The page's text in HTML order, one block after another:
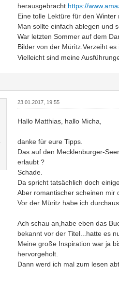
herausgebracht. https://
Eine tolle Lektüre für den Winter
Man sollte einfach ablegen und
War letzten Sommer auf dem
Bilder von der Müritz.Verzeiht es
Vielleicht sind meine
23.01.2017, 19:55
Hallo Matthias, hallo Micha,
danke für eure Tipps.
Das auf den Mecklenburger-
erlaubt ?
Schade.
Da spricht tatsächlich doch
Aber romantischer scheinen mir
Vor der Müritz habe ich
Ach schau an,habe eben das
bekannt vor der Titel...hatte es
Meine große Inspiration war ja
hervorgeholt.
Dann werd ich mal zum lesen